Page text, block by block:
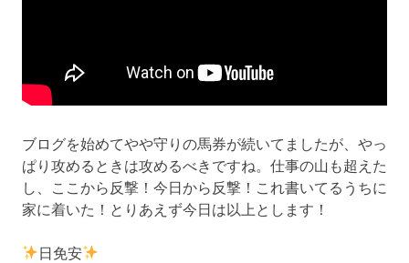
ブログを始めてやや守りの馬券が続いてましたが、やっ
ぱり攻めるときは攻めるべきですね。仕事の山も超えた
し、ここから反撃！今日から反撃！これ書いてるうちに
家に着いた！とりあえず今日は以上とします！
日免安